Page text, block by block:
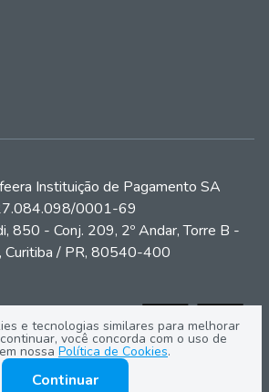
Instituição de Pagamento SA
0001-69
850 - Conj. 209, 2º Andar, Torre B -
Curitiba / PR, 80540-400
e tecnologias similares para melhorar
você concorda com o uso de
nossa Política de Cookies.
Continuar